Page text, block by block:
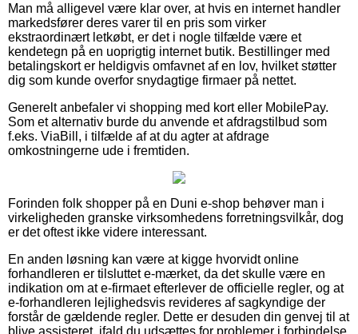
Man må alligevel være klar over, at hvis en internet handler
markedsfører deres varer til en pris som virker
ekstraordinært letkøbt, er det i nogle tilfælde være et
kendetegn på en uoprigtig internet butik. Bestillinger med
betalingskort er heldigvis omfavnet af en lov, hvilket støtter
dig som kunde overfor snydagtige firmaer på nettet.
Generelt anbefaler vi shopping med kort eller MobilePay.
Som et alternativ burde du anvende et afdragstilbud som
f.eks. ViaBill, i tilfælde af at du agter at afdrage
omkostningerne ude i fremtiden.
Forinden folk shopper på en Duni e-shop behøver man i
virkeligheden granske virksomhedens forretningsvilkår, dog
er det oftest ikke videre interessant.
En anden løsning kan være at kigge hvorvidt online
forhandleren er tilsluttet e-mærket, da det skulle være en
indikation om at e-firmaet efterlever de officielle regler, og at
e-forhandleren lejlighedsvis revideres af sagkyndige der
forstår de gældende regler. Dette er desuden din genvej til at
blive assisteret, ifald du udsættes for problemer i forbindelse